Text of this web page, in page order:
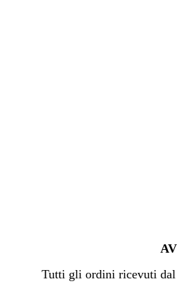
Tutti gli ordini ricevuti dal